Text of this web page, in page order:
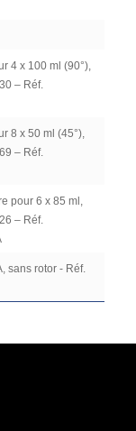
4 x 100 ml (90°),
– Réf.
8 x 50 ml (45°),
– Réf.
pour 6 x 85 ml,
– Réf.
sans rotor - Réf.